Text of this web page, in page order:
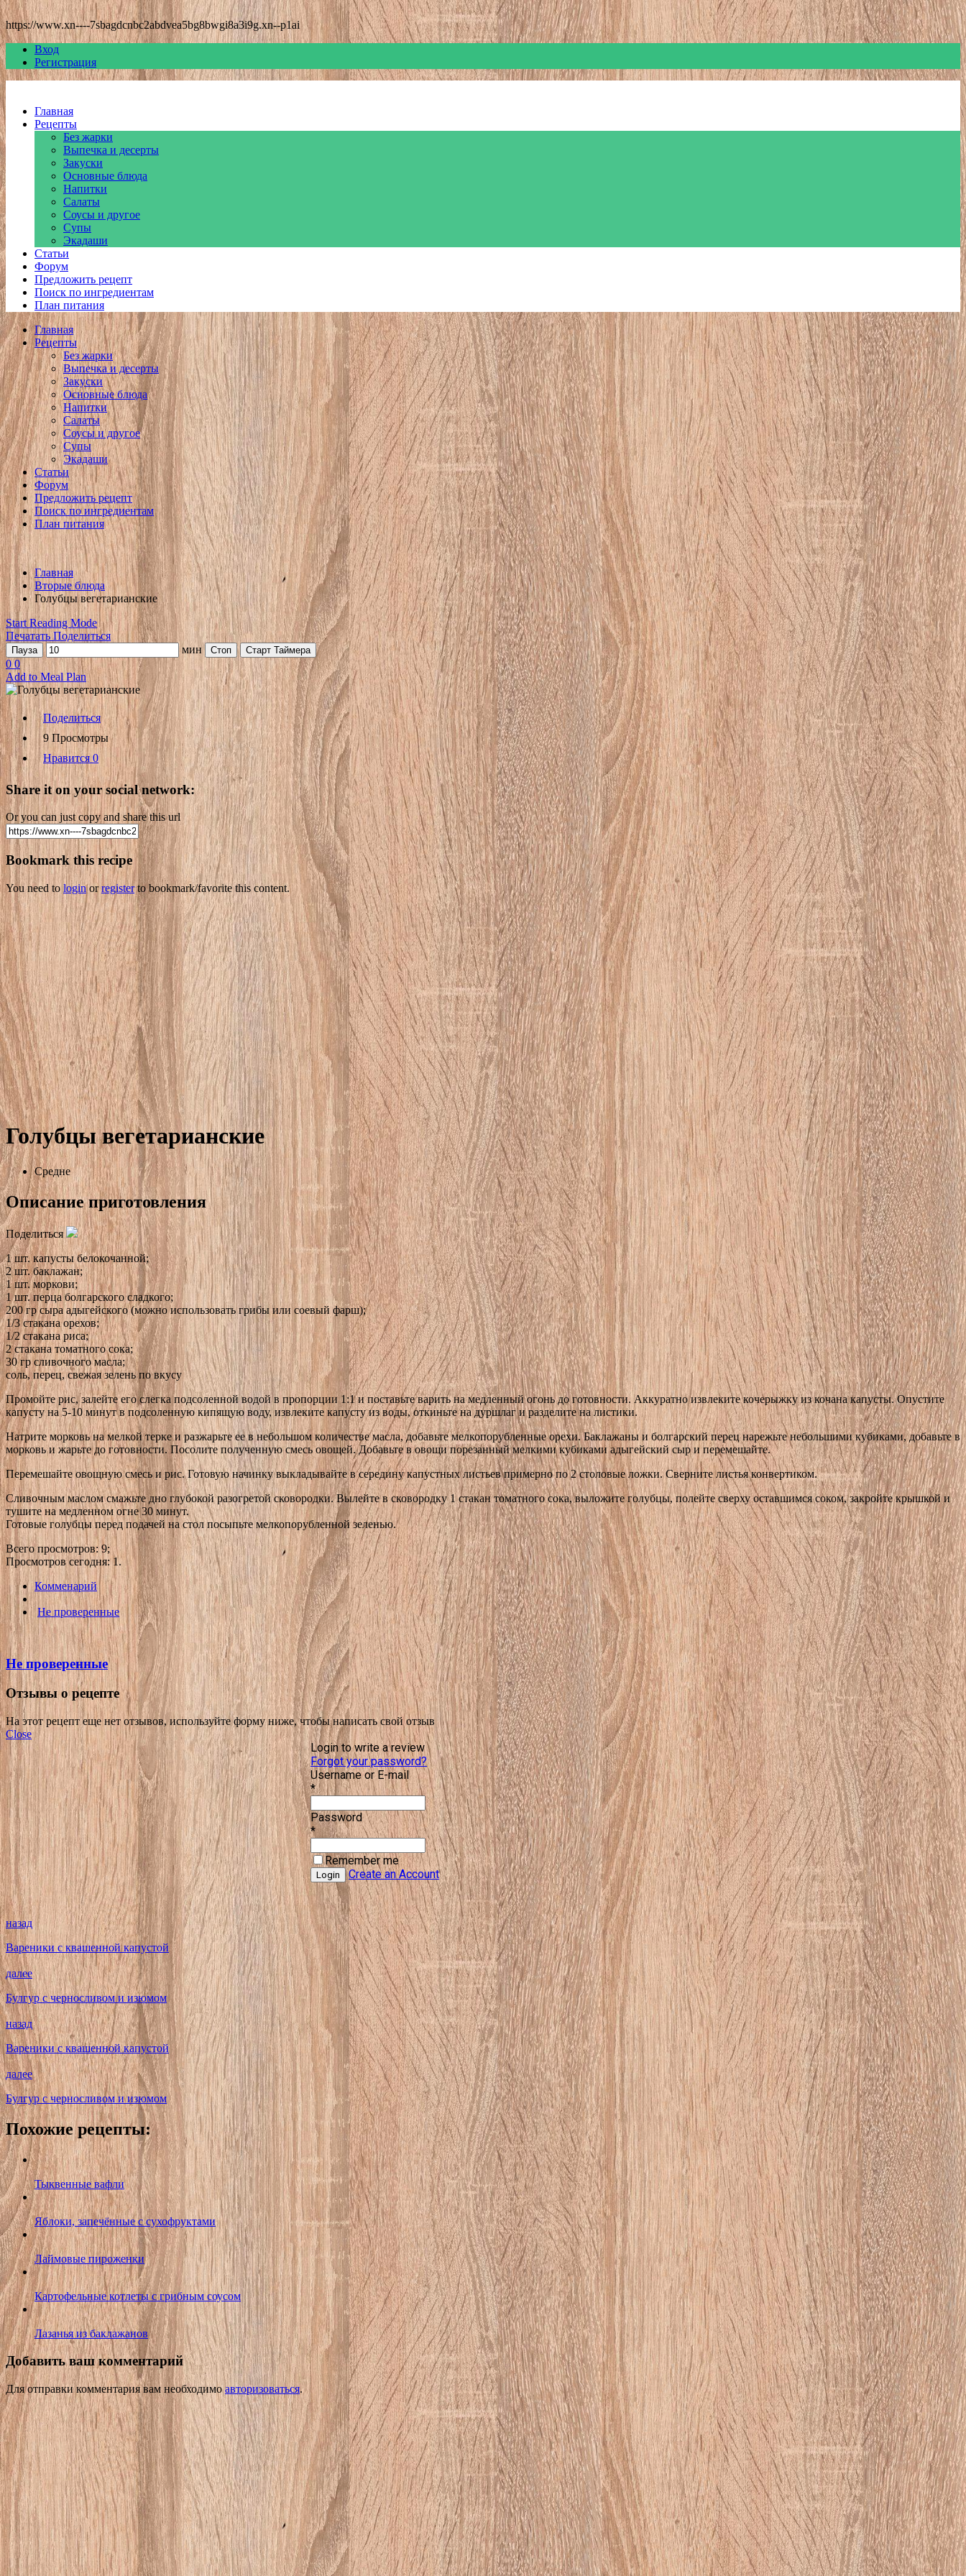
https://www.xn----7sbagdcnbc2abdvea5bg8bwgi8a3i9g.xn--p1ai
Вход
Регистрация
Главная
Рецепты
Без жарки
Выпечка и десерты
Закуски
Основные блюда
Напитки
Салаты
Соусы и другое
Супы
Экадаши
Статьи
Форум
Предложить рецепт
Поиск по ингредиентам
План питания
Главная
Рецепты
Без жарки
Выпечка и десерты
Закуски
Основные блюда
Напитки
Салаты
Соусы и другое
Супы
Экадаши
Статьи
Форум
Предложить рецепт
Поиск по ингредиентам
План питания
Главная
Вторые блюда
Голубцы вегетарианские
Start Reading Mode
Печатать Поделиться
Пауза мин Стоп Старт Таймера
00
Add to Meal Plan
Поделиться
9 Просмотры
Нравится 0
Share it on your social network:
Or you can just copy and share this url
Bookmark this recipe
You need to loginorregisterto bookmark/favorite this content.
Голубцы вегетарианские
Средне
Описание приготовления
Поделиться
1 шт. капусты белокочанной;
2 шт. баклажан;
1 шт. моркови;
1 шт. перца болгарского сладкого;
200 гр сыра адыгейского (можно использовать грибы или соевый фарш);
1/3 стакана орехов;
1/2 стакана риса;
2 стакана томатного сока;
30 гр сливочного масла;
соль, перец, свежая зелень по вкусу
Промойте рис, залейте его слегка подсоленной водой в пропорции 1:1 и поставьте варить на медленный огонь до готовности. Аккуратно извлеките кочерыжку из кочана капусты. Опустите
капусту на 5-10 минут в подсоленную кипящую воду, извлеките капусту из воды, откиньте на дуршлаг и разделите на листики.
Натрите морковь на мелкой терке и разжарьте ее в небольшом количестве масла, добавьте мелкопорубленные орехи. Баклажаны и болгарский перец нарежьте небольшими кубиками, добавьте в
морковь и жарьте до готовности. Посолите полученную смесь овощей. Добавьте в овощи порезанный мелкими кубиками адыгейский сыр и перемешайте.
Перемешайте овощную смесь и рис. Готовую начинку выкладывайте в середину капустных листьев примерно по 2 столовые ложки. Сверните листья конвертиком.
Сливочным маслом смажьте дно глубокой разогретой сковородки. Вылейте в сковородку 1 стакан томатного сока, выложите голубцы, полейте сверху оставшимся соком, закройте крышкой и
тушите на медленном огне 30 минут.
Готовые голубцы перед подачей на стол посыпьте мелкопорубленной зеленью.
Всего просмотров: 9;
Просмотров сегодня: 1.
Комменарий
Не проверенные
Не проверенные
Отзывы о рецепте
На этот рецепт еще нет отзывов, используйте форму ниже, чтобы написать свой отзыв
Close
Login to write a review
Forgot your password?
Username or E-mail
*
Password
*
Remember me
Create an Account
назад
Вареники с квашенной капустой
далее
Булгур с черносливом и изюмом
назад
Вареники с квашенной капустой
далее
Булгур с черносливом и изюмом
Похожие рецепты:
Тыквенные вафли
Яблоки, запечённые с сухофруктами
Лаймовые пироженки
Картофельные котлеты с грибным соусом
Лазанья из баклажанов
Добавить ваш комментарий
Для отправки комментария вам необходимоавторизоваться.